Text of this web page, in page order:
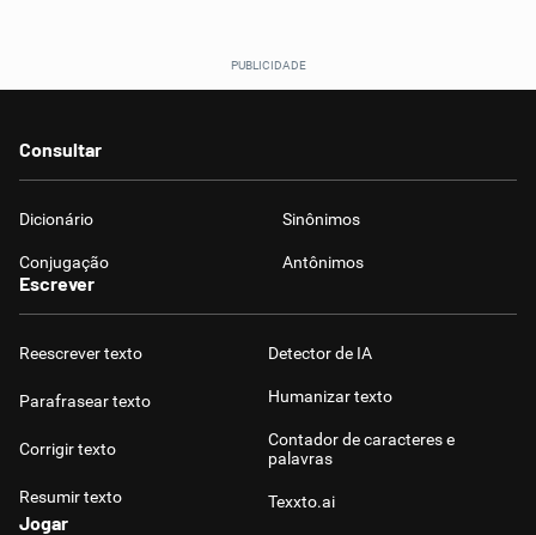
Consultar
Dicionário Sinônimos
Conjugação Antônimos
Escrever
Reescrever texto
Parafrasear texto
Corrigir texto
Resumir texto
Detector de IA
Humanizar texto
Contador de caracteres e
palavras
Texxto.ai
Jogar